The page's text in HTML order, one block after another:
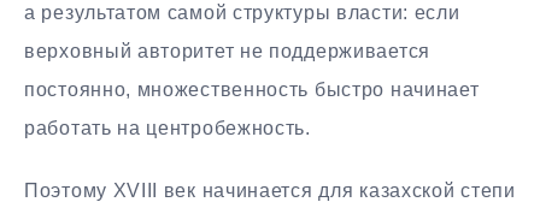
а результатом самой структуры власти: если
верховный авторитет не поддерживается
постоянно, множественность быстро начинает
работать на центробежность.
Поэтому XVIII век начинается для казахской степи